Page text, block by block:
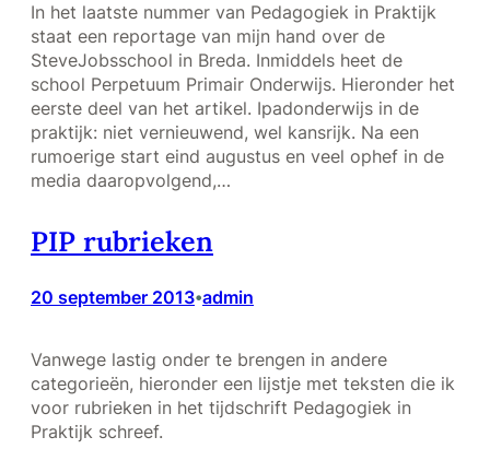
In het laatste nummer van Pedagogiek in Praktijk
staat een reportage van mijn hand over de
SteveJobsschool in Breda. Inmiddels heet de
school Perpetuum Primair Onderwijs. Hieronder het
eerste deel van het artikel. Ipadonderwijs in de
praktijk: niet vernieuwend, wel kansrijk. Na een
rumoerige start eind augustus en veel ophef in de
media daaropvolgend,…
PIP rubrieken
20 september 2013•admin
Vanwege lastig onder te brengen in andere
categorieën, hieronder een lijstje met teksten die ik
voor rubrieken in het tijdschrift Pedagogiek in
Praktijk schreef.